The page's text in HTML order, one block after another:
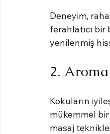
Deneyim,
ferahlatıcı
yenilenmiş
2.
Kokuların
mükemmel
masaj